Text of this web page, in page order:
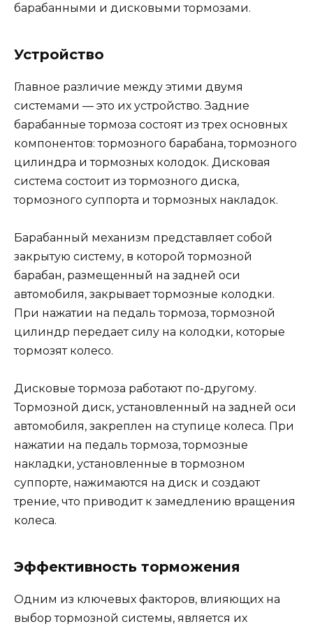
барабанными и дисковыми тормозами.
Устройство
Главное различие между этими двумя
системами — это их устройство. Задние
барабанные тормоза состоят из трех основных
компонентов: тормозного барабана, тормозного
цилиндра и тормозных колодок. Дисковая
система состоит из тормозного диска,
тормозного суппорта и тормозных накладок.
Барабанный механизм представляет собой
закрытую систему, в которой тормозной
барабан, размещенный на задней оси
автомобиля, закрывает тормозные колодки.
При нажатии на педаль тормоза, тормозной
цилиндр передает силу на колодки, которые
тормозят колесо.
Дисковые тормоза работают по-другому.
Тормозной диск, установленный на задней оси
автомобиля, закреплен на ступице колеса. При
нажатии на педаль тормоза, тормозные
накладки, установленные в тормозном
суппорте, нажимаются на диск и создают
трение, что приводит к замедлению вращения
колеса.
Эффективность торможения
Одним из ключевых факторов, влияющих на
выбор тормозной системы, является их